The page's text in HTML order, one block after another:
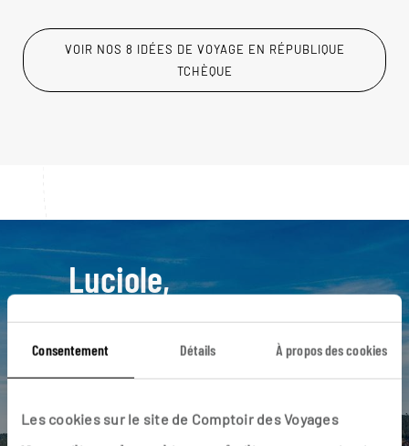
Consentement Détails À propos des cookies
Les cookies sur le site de Comptoir des Voyages
VOIR NOS 8 IDÉES DE VOYAGE EN RÉPUBLIQUE
TCHÈQUE
Luciole,
République Tchèque
L’itinéraire vers votrepenzionen 1